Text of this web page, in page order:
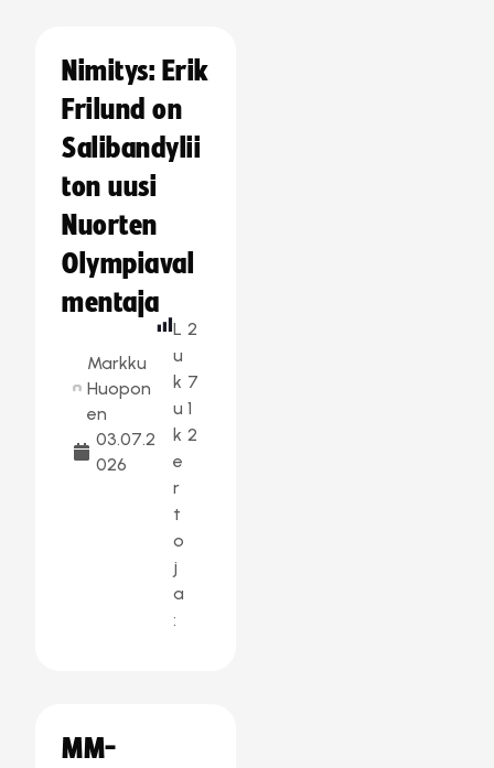
Nimitys: Erik
Frilund on
Salibandylii
ton uusi
Nuorten
Olympiaval
mentaja
Markku
Huopon
en
03.07.2
026
L
u
k
u
k
e
r
t
o
j
a
:
2
7
1
2
MM-